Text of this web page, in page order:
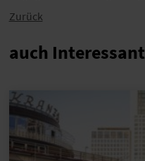
Zurück
auch Interessant